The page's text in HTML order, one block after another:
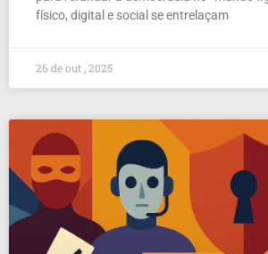
físico, digital e social se entrelaçam
26 de out , 2025